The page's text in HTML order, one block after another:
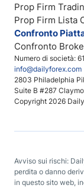
Numero di società:
info@dailyforex.com
2803 Philadelphia
Suite B #287
Copyright 2026
Prop Firm
Prop Firm Lista
Confronto
Confronto
Avviso sui rischi:
perdita o danno
in questo sito web,